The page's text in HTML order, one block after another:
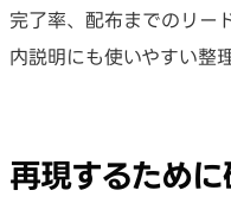
完了率、配布までのリー
内説明にも使いやすい整
再現するため